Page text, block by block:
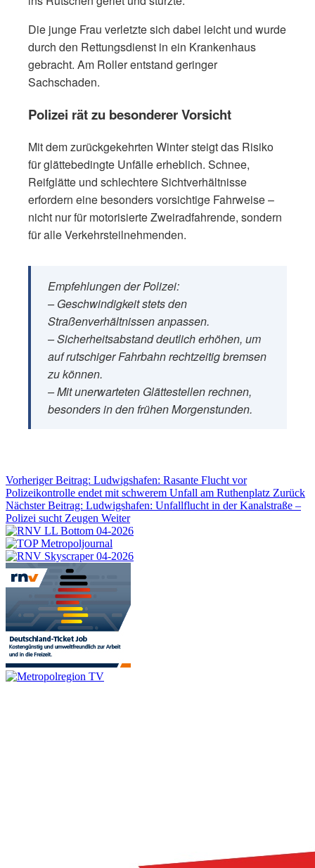
Die junge Frau verletzte sich dabei leicht und wurde
durch den Rettungsdienst in ein Krankenhaus
gebracht. Am Roller entstand geringer
Sachschaden.
Polizei rät zu besonderer Vorsicht
Mit dem zurückgekehrten Winter steigt das Risiko
für glättebedingte Unfälle erheblich. Schnee,
Reifglätte und schlechtere Sichtverhältnisse
erfordern eine besonders vorsichtige Fahrweise –
nicht nur für motorisierte Zweiradfahrende, sondern
für alle Verkehrsteilnehmenden.
Empfehlungen der Polizei:
– Geschwindigkeit stets den
Straßenverhältnissen anpassen.
– Sicherheitsabstand deutlich erhöhen, um
auf rutschiger Fahrbahn rechtzeitig bremsen
zu können.
– Mit unerwarteten Glättestellen rechnen,
besonders in den frühen Morgenstunden.
Vorheriger Beitrag: Ludwigshafen: Rasante Flucht vor
Polizeikontrolle endet mit schwerem Unfall am Ruthenplatz Zurück
Nächster Beitrag: Ludwigshafen: Unfallflucht in der Kanalstraße –
Polizei sucht Zeugen Weiter